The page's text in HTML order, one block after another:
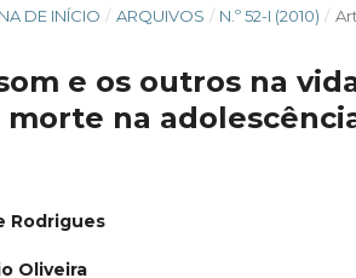
DE INÍCIO / ARQUIVOS / N.º 52-I (2010) /
e os outros na
morte na
Rodrigues
Oliveira